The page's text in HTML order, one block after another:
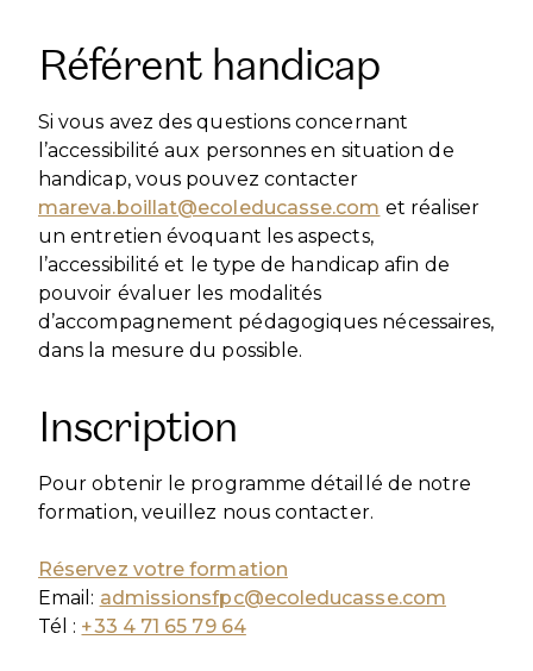
Référent handicap
Si vous avez des questions concernant
l’accessibilité aux personnes en situation de
handicap, vous pouvez contacter
mareva.boillat@ecoleducasse.com et réaliser
un entretien évoquant les aspects,
l’accessibilité et le type de handicap afin de
pouvoir évaluer les modalités
d’accompagnement pédagogiques nécessaires,
dans la mesure du possible.
Inscription
Pour obtenir le programme détaillé de notre
formation, veuillez nous contacter.
Réservez votre formation
Email: admissionsfpc@ecoleducasse.com
Tél : +33 4 71 65 79 64